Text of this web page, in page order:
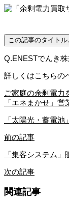
この記事のタイト
Q.ENESTでんき
詳しくはこちらの
ご家庭の余剰電力
「エネまかせ」
「太陽光・蓄電
前の記事
「集客システム
次の記事
関連記事